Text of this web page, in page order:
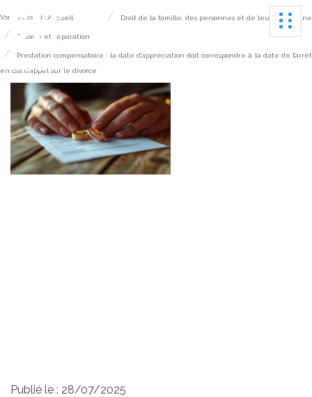
Vous êtes ici :Accueil Droit de la famille, des personnes et de leur patrimoine
Divorce et séparation
Prestation compensatoire : la date d’appréciation doit correspondre à la date de l’arrêt
en cas d’appel sur le divorce
Publié le : 28/07/2025